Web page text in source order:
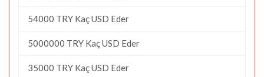
54000 TRY Kaç USD Eder
5000000 TRY Kaç USD Eder
35000 TRY Kaç USD Eder